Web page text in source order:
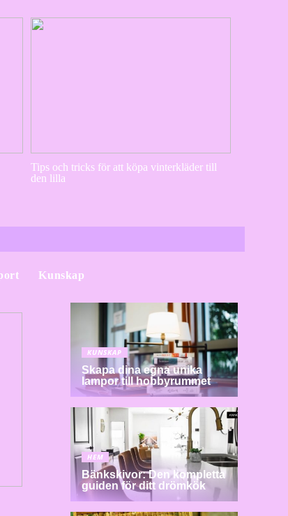
Tips och tricks för att köpa vinterkläder till
den lilla
Kunskap
KUNSKAP
Skapa dina egna unika
lampor till hobbyrummet
HEM
Bänkskivor: Den kompletta
guiden för ditt drömkök